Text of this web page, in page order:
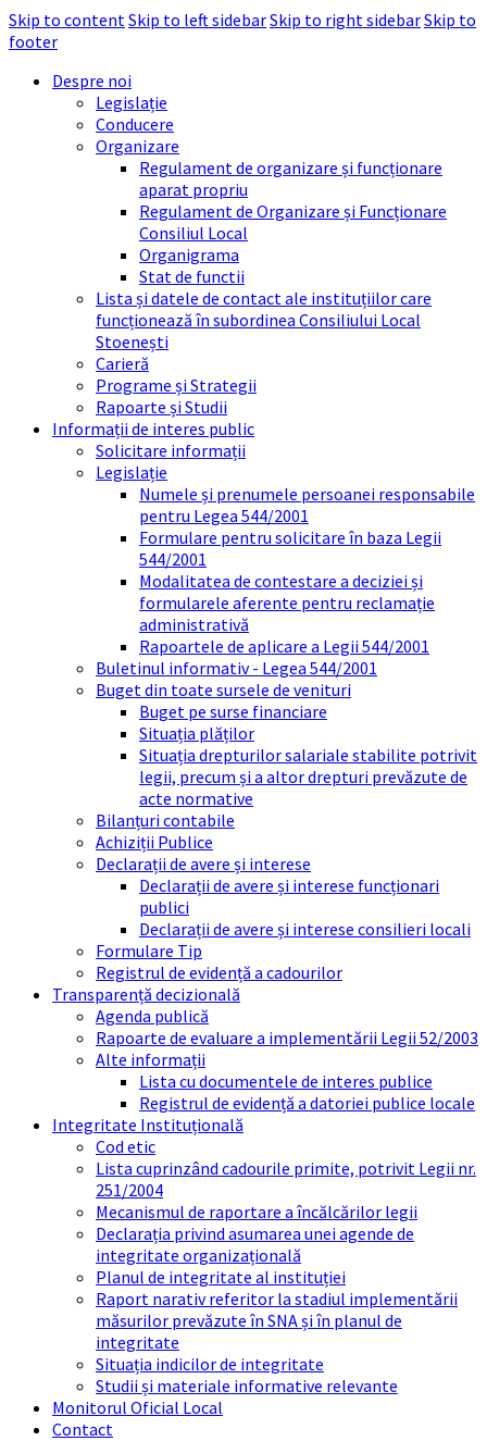
Skip to contentSkip to left sidebarSkip to right sidebarSkip to
footer
Despre noi
Legislație
Conducere
Organizare
Regulament de organizare și funcționare
aparat propriu
Regulament de Organizare și Funcționare
Consiliul Local
Organigrama
Stat de functii
Lista și datele de contact ale instituțiilor care
funcționează în subordinea Consiliului Local
Stoenești
Carieră
Programe și Strategii
Rapoarte și Studii
Informații de interes public
Solicitare informații
Legislație
Numele și prenumele persoanei responsabile
pentru Legea 544/2001
Formulare pentru solicitare în baza Legii
544/2001
Modalitatea de contestare a deciziei și
formularele aferente pentru reclamație
administrativă
Rapoartele de aplicare a Legii 544/2001
Buletinul informativ - Legea 544/2001
Buget din toate sursele de venituri
Buget pe surse financiare
Situația plăților
Situația drepturilor salariale stabilite potrivit
legii, precum și a altor drepturi prevăzute de
acte normative
Bilanțuri contabile
Achiziții Publice
Declarații de avere și interese
Declarații de avere și interese funcționari
publici
Declarații de avere și interese consilieri locali
Formulare Tip
Registrul de evidență a cadourilor
Transparență decizională
Agenda publică
Rapoarte de evaluare a implementării Legii 52/2003
Alte informații
Lista cu documentele de interes publice
Registrul de evidență a datoriei publice locale
Integritate Instituțională
Cod etic
Lista cuprinzând cadourile primite, potrivit Legii nr.
251/2004
Mecanismul de raportare a încălcărilor legii
Declarația privind asumarea unei agende de
integritate organizațională
Planul de integritate al instituției
Raport narativ referitor la stadiul implementării
măsurilor prevăzute în SNA și în planul de
integritate
Situația indicilor de integritate
Studii și materiale informative relevante
Monitorul Oficial Local
Contact